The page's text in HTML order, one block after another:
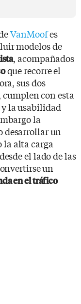
VanMoofes
modelos de
, acompañados
que recorre el
sus dos
cumplen con esta
la usabilidad
la
desarrollar un
alta carga
el lado de las
un
en el tráfico